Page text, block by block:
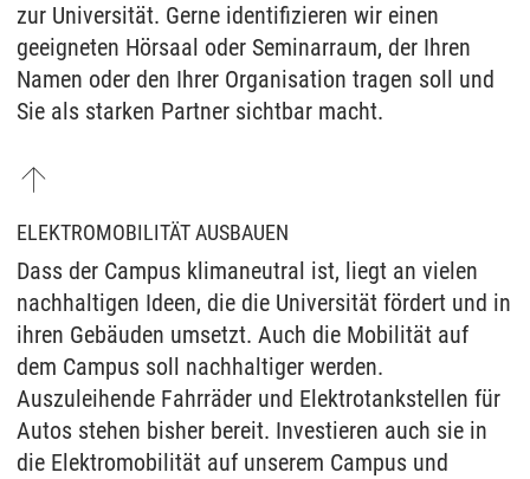
zur Universität. Gerne identifizieren wir einen
geeigneten Hörsaal oder Seminarraum, der Ihren
Namen oder den Ihrer Organisation tragen soll und
Sie als starken Partner sichtbar macht.
ELEKTROMOBILITÄT AUSBAUEN
Dass der Campus klimaneutral ist, liegt an vielen
nachhaltigen Ideen, die die Universität fördert und in
ihren Gebäuden umsetzt. Auch die Mobilität auf
dem Campus soll nachhaltiger werden.
Auszuleihende Fahrräder und Elektrotankstellen für
Autos stehen bisher bereit. Investieren auch sie in
die Elektromobilität auf unserem Campus und